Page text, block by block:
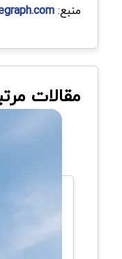
منبع:
مقالات